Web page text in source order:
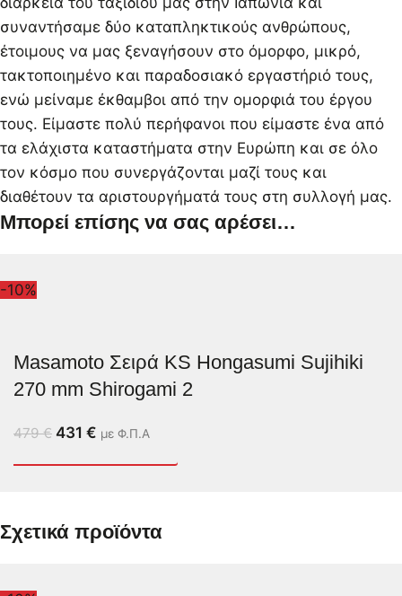
συναντήσαμε δύο καταπληκτικούς ανθρώπους,
έτοιμους να μας ξεναγήσουν στο όμορφο, μικρό,
τακτοποιημένο και παραδοσιακό εργαστήριό τους,
ενώ μείναμε έκθαμβοι από την ομορφιά του έργου
τους. Είμαστε πολύ περήφανοι που είμαστε ένα από
τα ελάχιστα καταστήματα στην Ευρώπη και σε όλο
τον κόσμο που συνεργάζονται μαζί τους και
διαθέτουν τα αριστουργήματά τους στη συλλογή μας.
Μπορεί επίσης να σας αρέσει…
-10%
Masamoto Σειρά KS Hongasumi Sujihiki
270 mm Shirogami 2
479€ 431 € με Φ.Π.Α
Σχετικά προϊόντα